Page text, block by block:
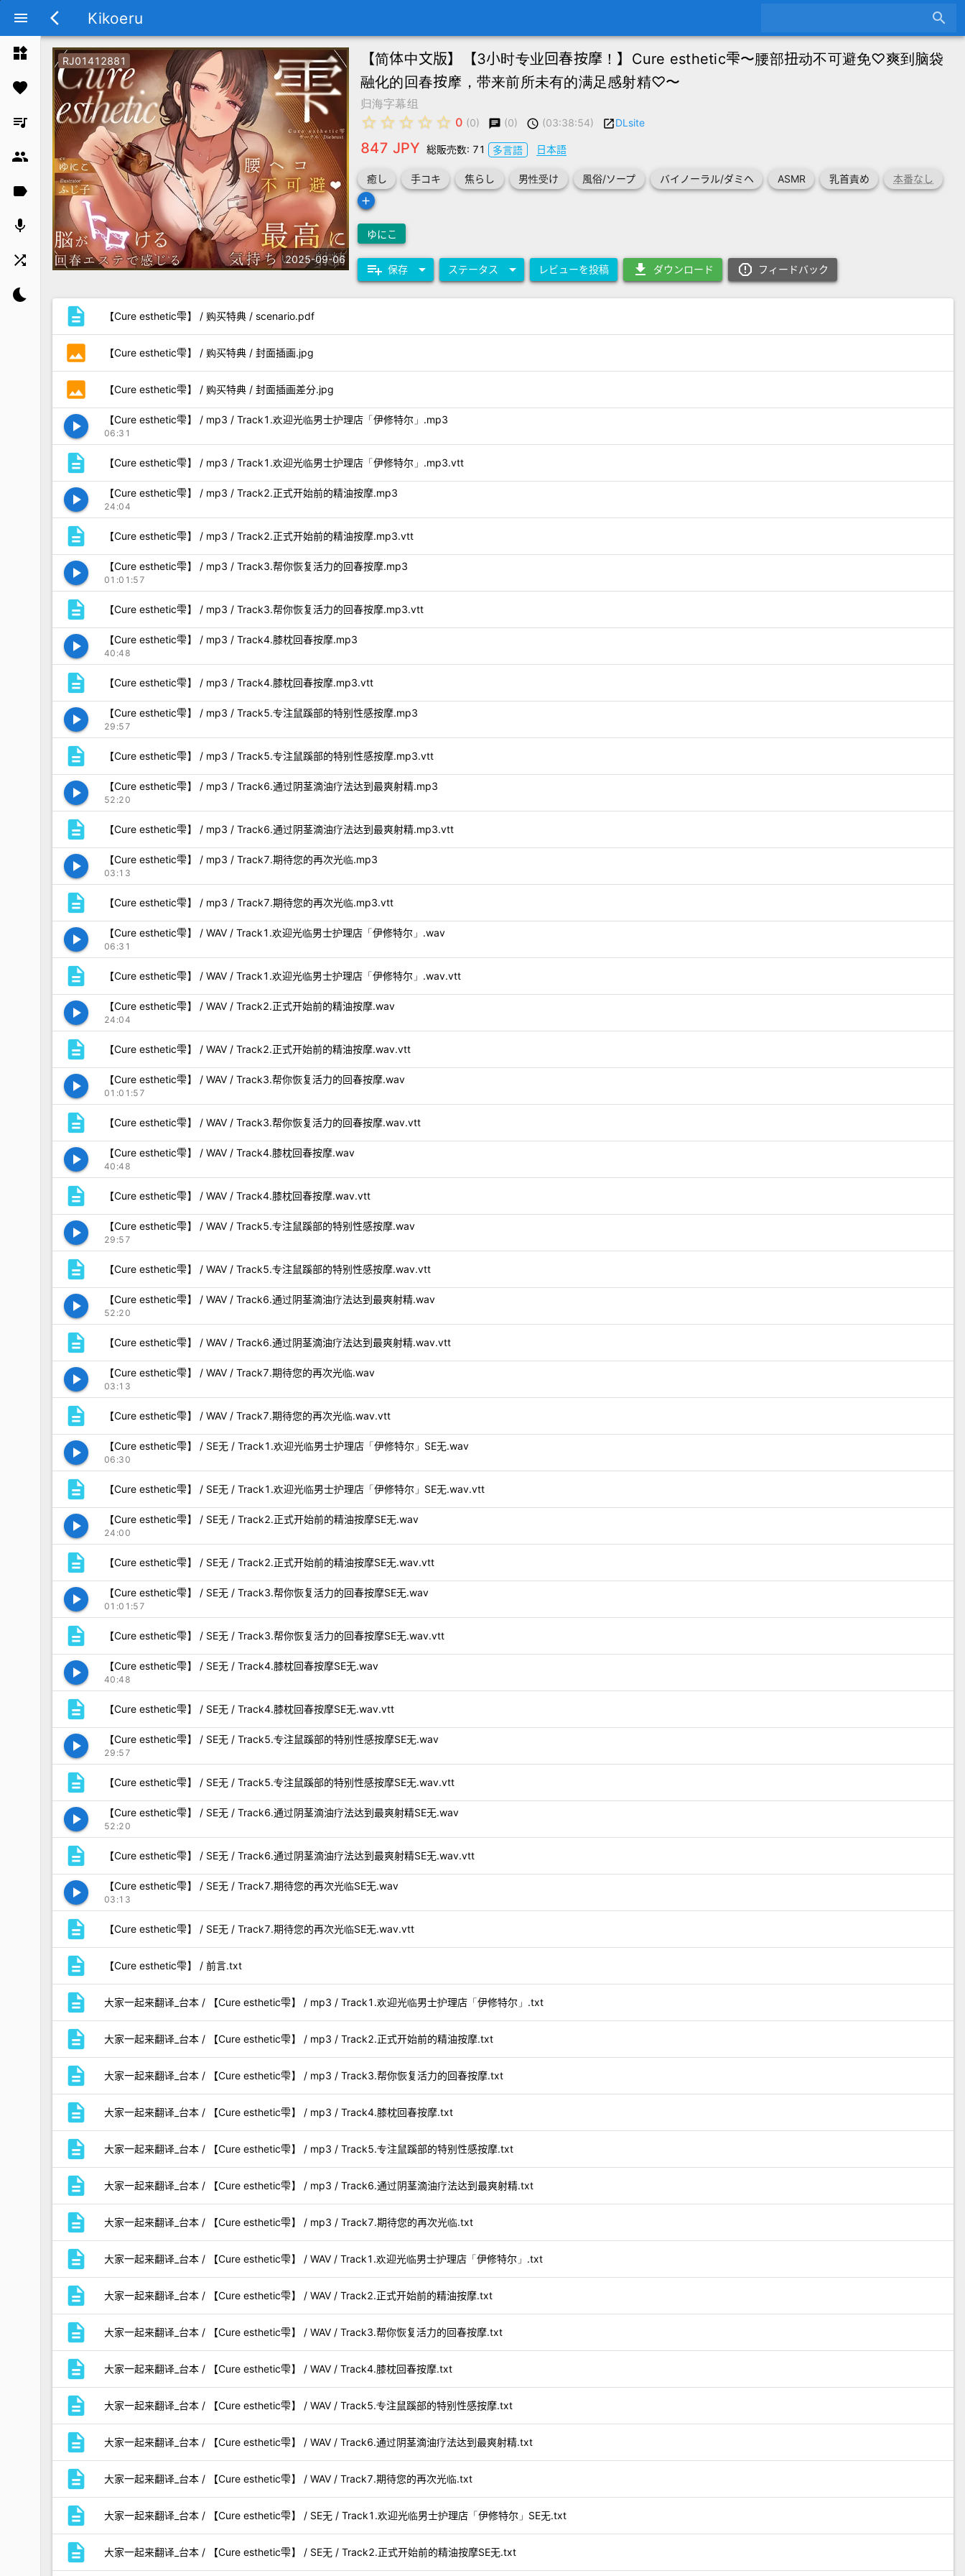
menu arrow_back_ios Kikoeru search
widgets
favorite
queue_music
group
label
mic
shuffle
bedtime
RJ01412881
2025-09-06
【简体中文版】【3小时专业回春按摩！】Cure esthetic雫〜腰部扭动不可避免♡爽到脑袋
融化的回春按摩，带来前所未有的满足感射精♡〜
归海字幕组
star_border star_border star_border star_border star_border 0 (0) chat (0) schedule (03:38:54) launchDLsite
847 JPY 総販売数: 71 多言語 日本語
癒し 手コキ 焦らし 男性受け 風俗/ソープ バイノーラル/ダミヘ ASMR 乳首責め
本番なし
add
ゆにこ
playlist_add 保存 arrow_drop_down ステータス arrow_drop_down レビューを投稿 download ダウンロード report_gmailerrorred フィードバック
description 【Cure esthetic雫】 / 购买特典 / scenario.pdf
photo 【Cure esthetic雫】 / 购买特典 / 封面插画.jpg
photo 【Cure esthetic雫】 / 购买特典 / 封面插画差分.jpg
play_arrow 【Cure esthetic雫】 / mp3 / Track1.欢迎光临男士护理店「伊修特尔」.mp3
06:31
description 【Cure esthetic雫】 / mp3 / Track1.欢迎光临男士护理店「伊修特尔」.mp3.vtt
play_arrow 【Cure esthetic雫】 / mp3 / Track2.正式开始前的精油按摩.mp3
24:04
description 【Cure esthetic雫】 / mp3 / Track2.正式开始前的精油按摩.mp3.vtt
play_arrow 【Cure esthetic雫】 / mp3 / Track3.帮你恢复活力的回春按摩.mp3
01:01:57
description 【Cure esthetic雫】 / mp3 / Track3.帮你恢复活力的回春按摩.mp3.vtt
play_arrow 【Cure esthetic雫】 / mp3 / Track4.膝枕回春按摩.mp3
40:48
description 【Cure esthetic雫】 / mp3 / Track4.膝枕回春按摩.mp3.vtt
play_arrow 【Cure esthetic雫】 / mp3 / Track5.专注鼠蹊部的特别性感按摩.mp3
29:57
description 【Cure esthetic雫】 / mp3 / Track5.专注鼠蹊部的特别性感按摩.mp3.vtt
play_arrow 【Cure esthetic雫】 / mp3 / Track6.通过阴茎滴油疗法达到最爽射精.mp3
52:20
description 【Cure esthetic雫】 / mp3 / Track6.通过阴茎滴油疗法达到最爽射精.mp3.vtt
play_arrow 【Cure esthetic雫】 / mp3 / Track7.期待您的再次光临.mp3
03:13
description 【Cure esthetic雫】 / mp3 / Track7.期待您的再次光临.mp3.vtt
play_arrow 【Cure esthetic雫】 / WAV / Track1.欢迎光临男士护理店「伊修特尔」.wav
06:31
description 【Cure esthetic雫】 / WAV / Track1.欢迎光临男士护理店「伊修特尔」.wav.vtt
play_arrow 【Cure esthetic雫】 / WAV / Track2.正式开始前的精油按摩.wav
24:04
description 【Cure esthetic雫】 / WAV / Track2.正式开始前的精油按摩.wav.vtt
play_arrow 【Cure esthetic雫】 / WAV / Track3.帮你恢复活力的回春按摩.wav
01:01:57
description 【Cure esthetic雫】 / WAV / Track3.帮你恢复活力的回春按摩.wav.vtt
play_arrow 【Cure esthetic雫】 / WAV / Track4.膝枕回春按摩.wav
40:48
description 【Cure esthetic雫】 / WAV / Track4.膝枕回春按摩.wav.vtt
play_arrow 【Cure esthetic雫】 / WAV / Track5.专注鼠蹊部的特别性感按摩.wav
29:57
description 【Cure esthetic雫】 / WAV / Track5.专注鼠蹊部的特别性感按摩.wav.vtt
play_arrow 【Cure esthetic雫】 / WAV / Track6.通过阴茎滴油疗法达到最爽射精.wav
52:20
description 【Cure esthetic雫】 / WAV / Track6.通过阴茎滴油疗法达到最爽射精.wav.vtt
play_arrow 【Cure esthetic雫】 / WAV / Track7.期待您的再次光临.wav
03:13
description 【Cure esthetic雫】 / WAV / Track7.期待您的再次光临.wav.vtt
play_arrow 【Cure esthetic雫】 / SE无 / Track1.欢迎光临男士护理店「伊修特尔」SE无.wav
06:30
description 【Cure esthetic雫】 / SE无 / Track1.欢迎光临男士护理店「伊修特尔」SE无.wav.vtt
play_arrow 【Cure esthetic雫】 / SE无 / Track2.正式开始前的精油按摩SE无.wav
24:00
description 【Cure esthetic雫】 / SE无 / Track2.正式开始前的精油按摩SE无.wav.vtt
play_arrow 【Cure esthetic雫】 / SE无 / Track3.帮你恢复活力的回春按摩SE无.wav
01:01:57
description 【Cure esthetic雫】 / SE无 / Track3.帮你恢复活力的回春按摩SE无.wav.vtt
play_arrow 【Cure esthetic雫】 / SE无 / Track4.膝枕回春按摩SE无.wav
40:48
description 【Cure esthetic雫】 / SE无 / Track4.膝枕回春按摩SE无.wav.vtt
play_arrow 【Cure esthetic雫】 / SE无 / Track5.专注鼠蹊部的特别性感按摩SE无.wav
29:57
description 【Cure esthetic雫】 / SE无 / Track5.专注鼠蹊部的特别性感按摩SE无.wav.vtt
play_arrow 【Cure esthetic雫】 / SE无 / Track6.通过阴茎滴油疗法达到最爽射精SE无.wav
52:20
description 【Cure esthetic雫】 / SE无 / Track6.通过阴茎滴油疗法达到最爽射精SE无.wav.vtt
play_arrow 【Cure esthetic雫】 / SE无 / Track7.期待您的再次光临SE无.wav
03:13
description 【Cure esthetic雫】 / SE无 / Track7.期待您的再次光临SE无.wav.vtt
description 【Cure esthetic雫】 / 前言.txt
description 大家一起来翻译_台本 / 【Cure esthetic雫】 / mp3 / Track1.欢迎光临男士护理店「伊修特尔」.txt
description 大家一起来翻译_台本 / 【Cure esthetic雫】 / mp3 / Track2.正式开始前的精油按摩.txt
description 大家一起来翻译_台本 / 【Cure esthetic雫】 / mp3 / Track3.帮你恢复活力的回春按摩.txt
description 大家一起来翻译_台本 / 【Cure esthetic雫】 / mp3 / Track4.膝枕回春按摩.txt
description 大家一起来翻译_台本 / 【Cure esthetic雫】 / mp3 / Track5.专注鼠蹊部的特别性感按摩.txt
description 大家一起来翻译_台本 / 【Cure esthetic雫】 / mp3 / Track6.通过阴茎滴油疗法达到最爽射精.txt
description 大家一起来翻译_台本 / 【Cure esthetic雫】 / mp3 / Track7.期待您的再次光临.txt
description 大家一起来翻译_台本 / 【Cure esthetic雫】 / WAV / Track1.欢迎光临男士护理店「伊修特尔」.txt
description 大家一起来翻译_台本 / 【Cure esthetic雫】 / WAV / Track2.正式开始前的精油按摩.txt
description 大家一起来翻译_台本 / 【Cure esthetic雫】 / WAV / Track3.帮你恢复活力的回春按摩.txt
description 大家一起来翻译_台本 / 【Cure esthetic雫】 / WAV / Track4.膝枕回春按摩.txt
description 大家一起来翻译_台本 / 【Cure esthetic雫】 / WAV / Track5.专注鼠蹊部的特别性感按摩.txt
description 大家一起来翻译_台本 / 【Cure esthetic雫】 / WAV / Track6.通过阴茎滴油疗法达到最爽射精.txt
description 大家一起来翻译_台本 / 【Cure esthetic雫】 / WAV / Track7.期待您的再次光临.txt
description 大家一起来翻译_台本 / 【Cure esthetic雫】 / SE无 / Track1.欢迎光临男士护理店「伊修特尔」SE无.txt
description 大家一起来翻译_台本 / 【Cure esthetic雫】 / SE无 / Track2.正式开始前的精油按摩SE无.txt